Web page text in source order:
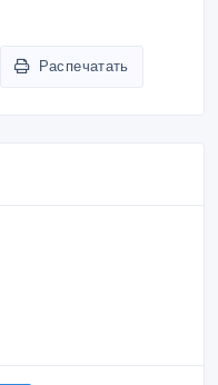
Распечатать